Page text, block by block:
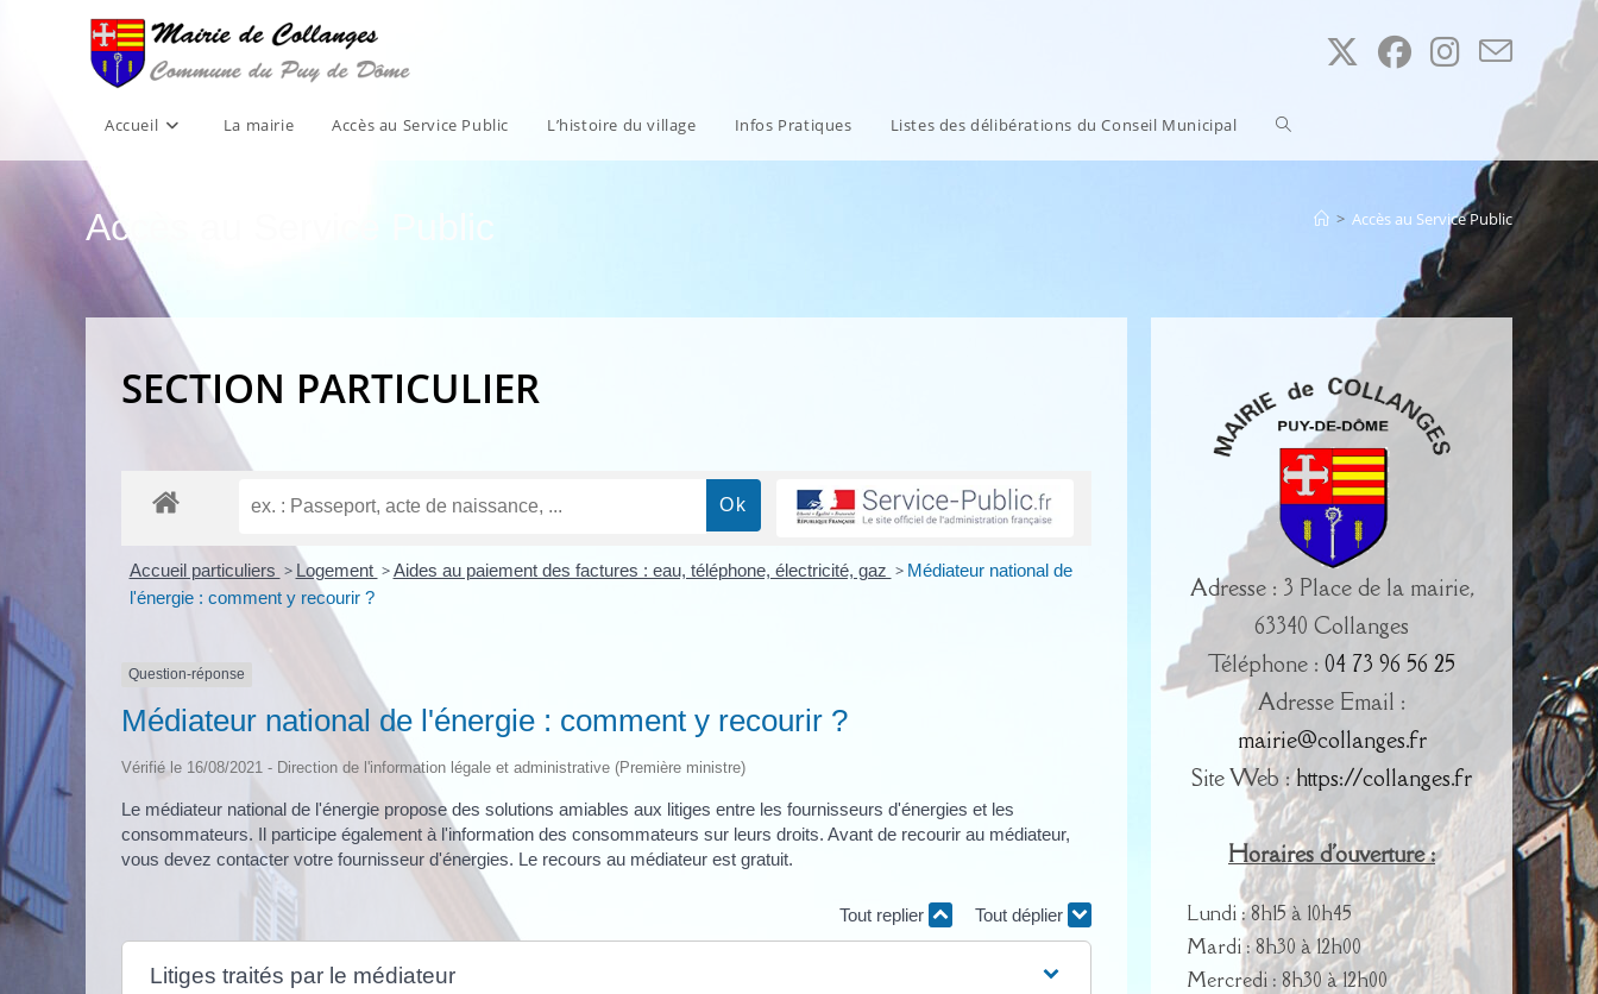
Accueil La mairie Accès au Service Public L’histoire du village Infos Pratiques Listes des délibérations du Conseil Municipal Toggle
Accès au Service Public > Accès au Service Public
SECTION PARTICULIER
Accueil particuliers > Logement > Aides au paiement des factures : eau, téléphone, électricité, gaz > Médiateur national de
l'énergie : comment y recourir ?
Question-réponse
Médiateur national de l'énergie : comment y recourir ?
Vérifié le 16/08/2021 - Direction de l'information légale et administrative (Première ministre)
Le médiateur national de l'énergie propose des solutions amiables aux litiges entre les fournisseurs d'énergies et les
consommateurs. Il participe également à l'information des consommateurs sur leurs droits. Avant de recourir au médiateur,
vous devez contacter votre fournisseur d'énergies. Le recours au médiateur est gratuit.
Tout replier Tout déplier
Litiges traités par le médiateur
Adresse : 3 Place de la mairie,
63340 Collanges
Téléphone : 04 73 96 56 25
Adresse Email :
mairie@collanges.fr
Site Web :https://collanges.fr
Horaires d'ouverture :
Lundi : 8h15 à 10h45
Mardi : 8h30 à 12h00
Mercredi : 8h30 à 12h00